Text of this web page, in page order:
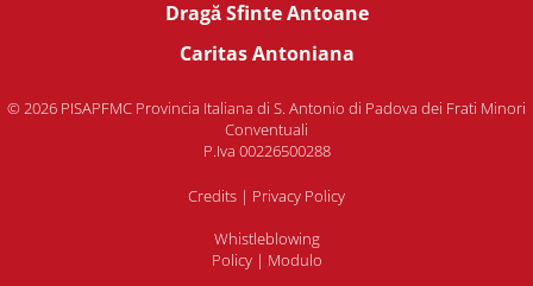
Dragă Sfinte Antoane
Caritas Antoniana
© 2026 PISAPFMC Provincia Italiana di S. Antonio di Padova dei Frati Minori
Conventuali
P.Iva 00226500288
Credits | Privacy Policy
Whistleblowing
Policy| Modulo